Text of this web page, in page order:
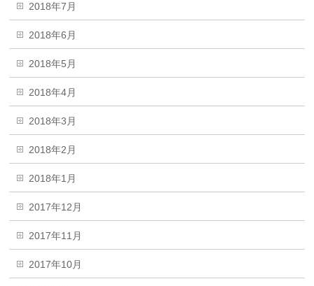
2018年7月
2018年6月
2018年5月
2018年4月
2018年3月
2018年2月
2018年1月
2017年12月
2017年11月
2017年10月